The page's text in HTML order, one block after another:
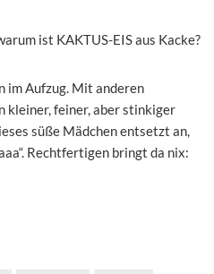
ist KAKTUS-EIS aus Kacke?
im Aufzug. Mit anderen
kleiner, feiner, aber stinkiger
süße Mädchen entsetzt an,
Rechtfertigen bringt da nix: